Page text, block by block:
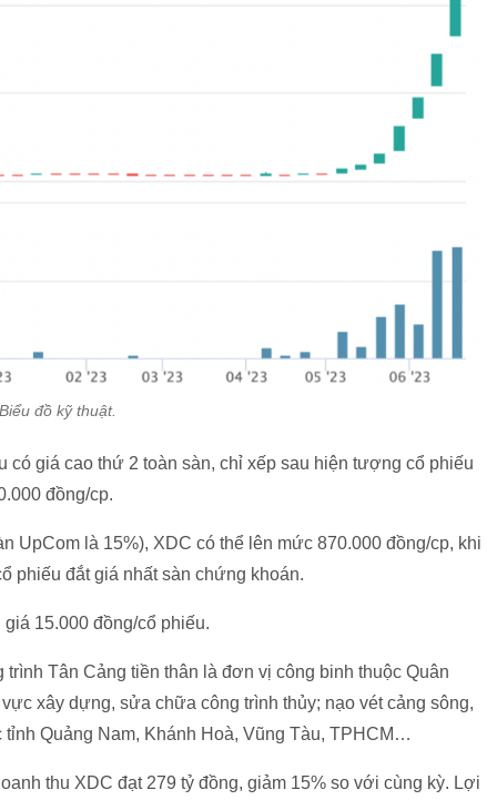
Biểu đồ kỹ thuật.
có giá cao thứ 2 toàn sàn, chỉ xếp sau hiện tượng cổ phiếu
đồng/cp.
UpCom là 15%), XDC có thể lên mức 870.000 đồng/cp, khi
phiếu đắt giá nhất sàn chứng khoán.
15.000 đồng/cổ phiếu.
Tân Cảng tiền thân là đơn vị công binh thuộc Quân
xây dựng, sửa chữa công trình thủy; nạo vét cảng sông,
Quảng Nam, Khánh Hoà, Vũng Tàu, TPHCM…
thu XDC đạt 279 tỷ đồng, giảm 15% so với cùng kỳ. Lợi